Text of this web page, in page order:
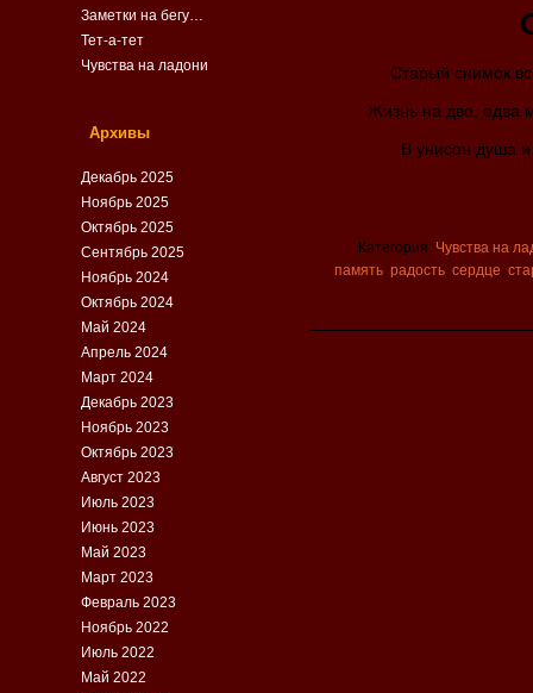
Старый снимок
Жизнь на две, едва
В унисон душа
Категория: Чувства на
память, радость, сердце,
Заметки на бегу…
Тет-а-тет
Чувства на ладони
Архивы
Декабрь 2025
Ноябрь 2025
Октябрь 2025
Сентябрь 2025
Ноябрь 2024
Октябрь 2024
Май 2024
Апрель 2024
Март 2024
Декабрь 2023
Ноябрь 2023
Октябрь 2023
Август 2023
Июль 2023
Июнь 2023
Май 2023
Март 2023
Февраль 2023
Ноябрь 2022
Июль 2022
Май 2022